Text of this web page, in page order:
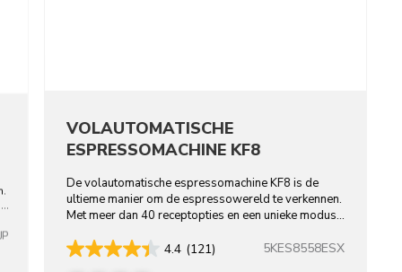
VOLAUTOMATISCHE
ESPRESSOMACHINE KF8
De volautomatische espressomachine KF8 is de
ultieme manier om de espressowereld te verkennen.
Met meer dan 40 receptopties en een unieke modus
4.4 (121) 5KES8558ESX